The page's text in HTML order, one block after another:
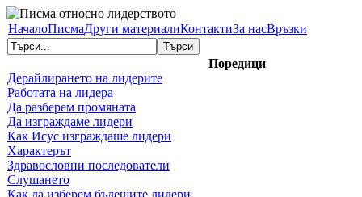
Transmenu
powered
by
JoomlArt.com
-
Mambo
НачалоПисмаДруги материалиКонтактиЗа насВръзки
Поредици
Дерайлирането на лидерите
Работата на лидера
Да разберем промяната
Да изграждаме лидери
Как Исус изграждаше лидери
Характерът
Здравословни последователи
Слушането
Как да изберем бъдещите лидери